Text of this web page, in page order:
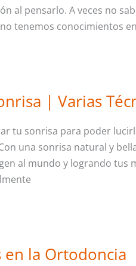
al pensarlo. A veces no
tenemos conocimientos
| Varias
tu sonrisa para poder
una sonrisa natural y
al mundo y logrando tus
en la Ortodoncia